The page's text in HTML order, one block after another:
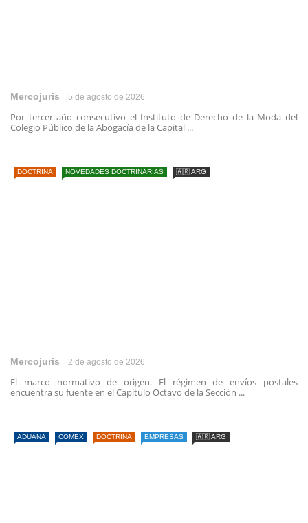
Mercojuris 5 de agosto de 2026
Por tercer año consecutivo el Instituto de Derecho de la Moda del
Colegio Público de la Abogacía de la Capital ...
DOCTRINA NOVEDADES DOCTRINARIAS 🇦🇷 ARG
Mercojuris 2 de agosto de 2026
El marco normativo de origen. El régimen de envíos postales
encuentra su fuente en el Capítulo Octavo de la Sección ...
ADUANA COMEX DOCTRINA EMPRESAS 🇦🇷 ARG